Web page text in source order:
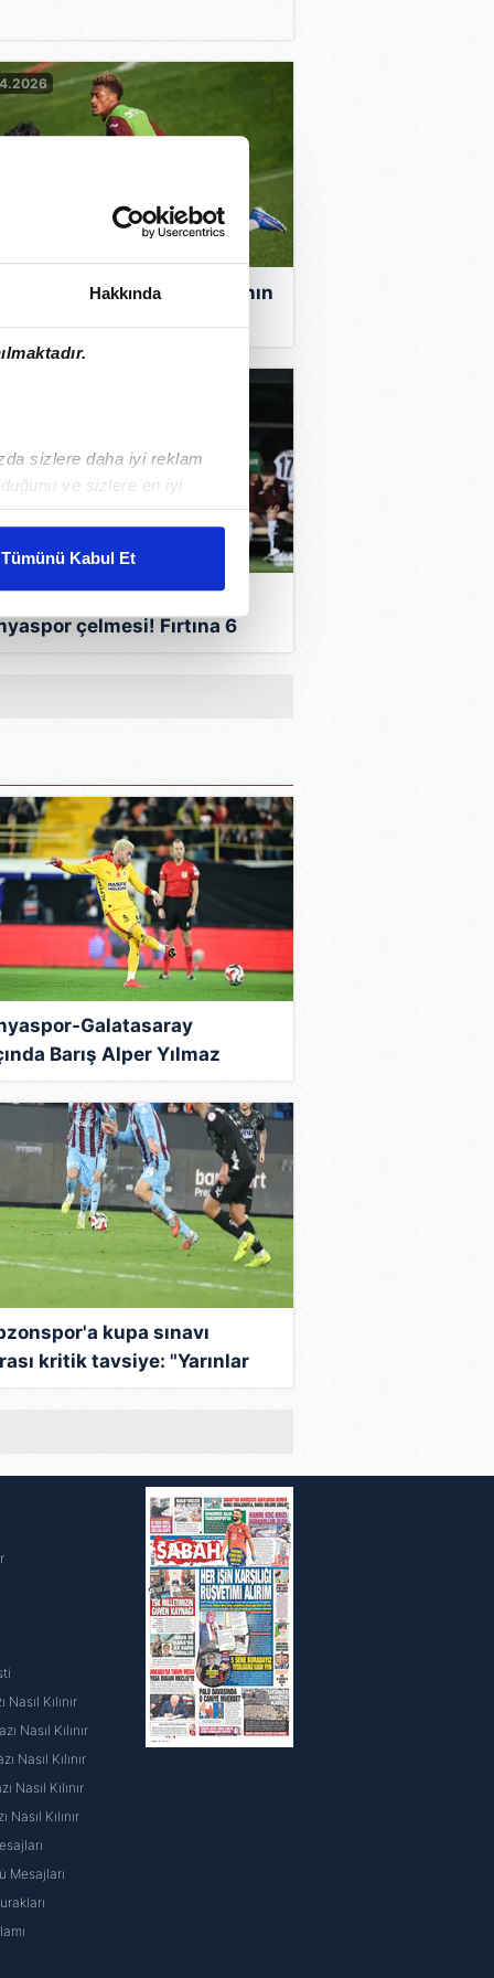
Hakkında
sizlere daha iyi reklam
ve sizlere en iyi
karşılamak
gösterilmeyecektir."
ve sitemizde ilgili
Tümünü Kabul Et
Başakşehir maçının
DAKİKA | Trabzonspor'a
çelmesi! Fırtına 6
sonra puan kaybetti...
Galatasaray
Barış Alper Yılmaz
Maça damga vurdu...
kupa sınavı
kritik tavsiye: "Yarınlar
çok önemli..."
Nasıl Kılınır
Nasıl Kılınır
Nasıl Kılınır
Nasıl Kılınır
Nasıl Kılınır
Mesajları